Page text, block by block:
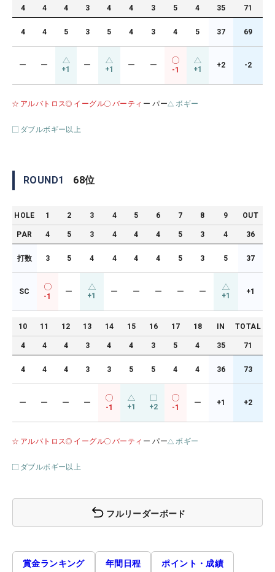
4 4 4 3 4 4 3 5 4 35 71
4 4 5 3 5 4 3 4 5 37 69
ー ー +1 ー +1 ー ー
-1 +1 +2 -2
アルバトロス イーグル バーティ ー パー ボギー
ダブルボギー以上
ROUND1 68位
HOLE 1 2 3 4 5 6 7 8 9 OUT
PAR 4 5 3 4 4 4 5 3 4 36
打数 3 5 4 4 4 4 5 3 5 37
SC
-1
ー +1 ー ー ー ー ー +1 +1
10 11 12 13 14 15 16 17 18 IN TOTAL
4 4 4 3 4 4 3 5 4 35 71
4 4 4 3 3 5 5 4 4 36 73
ー ー ー ー
-1 +1 +2 -1
ー +1 +2
アルバトロス イーグル バーティ ー パー ボギー
ダブルボギー以上
フルリーダーボード
賞金ランキング 年間日程 ポイント・成績